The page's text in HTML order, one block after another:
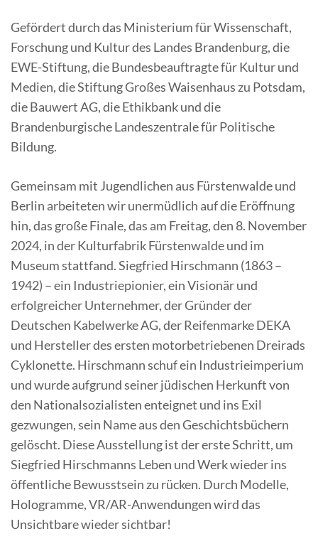
Gefördert durch das Ministerium für Wissenschaft,
Forschung und Kultur des Landes Brandenburg, die
EWE-Stiftung, die Bundesbeauftragte für Kultur und
Medien, die Stiftung Großes Waisenhaus zu Potsdam,
die Bauwert AG, die Ethikbank und die
Brandenburgische Landeszentrale für Politische
Bildung.
Gemeinsam mit Jugendlichen aus Fürstenwalde und
Berlin arbeiteten wir unermüdlich auf die Eröffnung
hin, das große Finale, das am Freitag, den 8. November
2024, in der Kulturfabrik Fürstenwalde und im
Museum stattfand. Siegfried Hirschmann (1863 –
1942) – ein Industriepionier, ein Visionär und
erfolgreicher Unternehmer, der Gründer der
Deutschen Kabelwerke AG, der Reifenmarke DEKA
und Hersteller des ersten motorbetriebenen Dreirads
Cyklonette. Hirschmann schuf ein Industrieimperium
und wurde aufgrund seiner jüdischen Herkunft von
den Nationalsozialisten enteignet und ins Exil
gezwungen, sein Name aus den Geschichtsbüchern
gelöscht. Diese Ausstellung ist der erste Schritt, um
Siegfried Hirschmanns Leben und Werk wieder ins
öffentliche Bewusstsein zu rücken. Durch Modelle,
Hologramme, VR/AR-Anwendungen wird das
Unsichtbare wieder sichtbar!